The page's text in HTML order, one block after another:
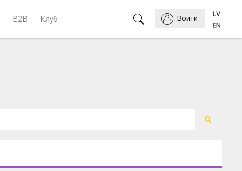
B2B Клуб Войти